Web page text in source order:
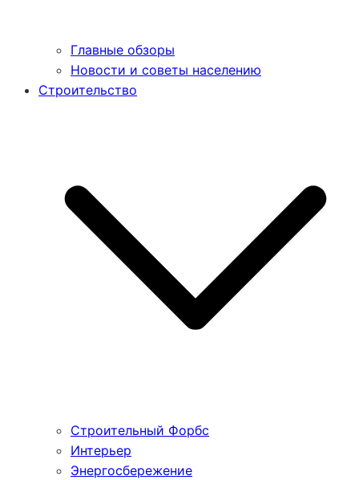
Главные обзоры
Новости и советы населению
Строительство
Строительный Форбс
Интерьер
Энергосбережение